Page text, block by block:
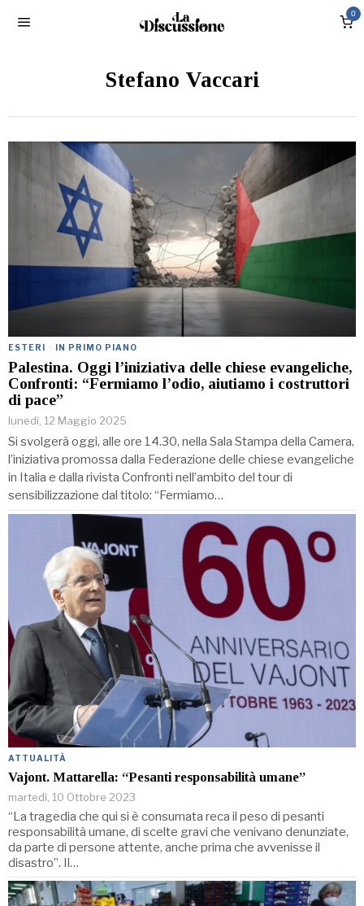
0
Stefano Vaccari
ESTERI · IN PRIMO PIANO
Palestina. Oggi l’iniziativa delle chiese evangeliche,
Confronti: “Fermiamo l’odio, aiutiamo i costruttori
di pace”
lunedì, 12 Maggio 2025
Si svolgerà oggi, alle ore 14.30, nella Sala Stampa della Camera,
l’iniziativa promossa dalla Federazione delle chiese evangeliche
in Italia e dalla rivista Confronti nell’ambito del tour di
sensibilizzazione dal titolo: “Fermiamo…
ATTUALITÀ
Vajont. Mattarella: “Pesanti responsabilità umane”
martedì, 10 Ottobre 2023
“La tragedia che qui si è consumata reca il peso di pesanti
responsabilità umane, di scelte gravi che venivano denunziate,
da parte di persone attente, anche prima che avvenisse il
disastro”. Il…